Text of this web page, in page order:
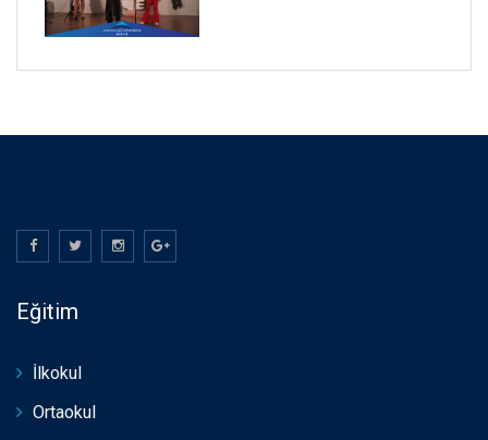
Eğitim
İlkokul
Ortaokul